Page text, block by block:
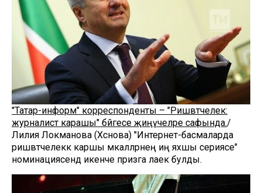
"Татар-информ" корреспонденты – "Ришвәтчелек:
журналист карашы" бәйгесе җиңүчеләре сафында./
Лилия Локманова (Хәсәнова) "Интернет-басмаларда
ришвәтчелеккә каршы мәкаләләрнең иң яхшы сериясе"
номинациясендә икенче призга лаек булды.